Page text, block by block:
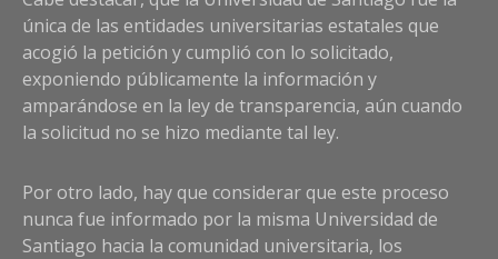
única de las entidades universitarias estatales que
acogió la petición y cumplió con lo solicitado,
exponiendo públicamente la información y
amparándose en la ley de transparencia, aún cuando
la solicitud no se hizo mediante tal ley.
Por otro lado, hay que considerar que este proceso
nunca fue informado por la misma Universidad de
Santiago hacia la comunidad universitaria, los